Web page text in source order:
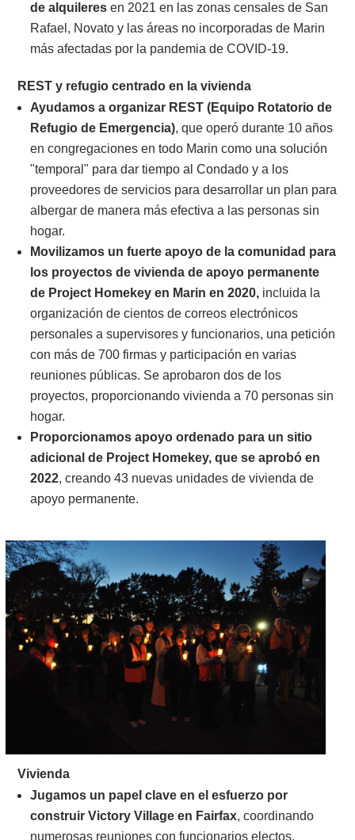
de alquileres en 2021 en las zonas censales de San
Rafael, Novato y las áreas no incorporadas de Marin
más afectadas por la pandemia de COVID-19.
REST y refugio centrado en la vivienda
Ayudamos a organizar REST (Equipo Rotatorio de
Refugio de Emergencia), que operó durante 10 años
en congregaciones en todo Marin como una solución
"temporal" para dar tiempo al Condado y a los
proveedores de servicios para desarrollar un plan para
albergar de manera más efectiva a las personas sin
hogar.
Movilizamos un fuerte apoyo de la comunidad para
los proyectos de vivienda de apoyo permanente
de Project Homekey en Marin en 2020, incluida la
organización de cientos de correos electrónicos
personales a supervisores y funcionarios, una petición
con más de 700 firmas y participación en varias
reuniones públicas. Se aprobaron dos de los
proyectos, proporcionando vivienda a 70 personas sin
hogar.
Proporcionamos apoyo ordenado para un sitio
adicional de Project Homekey, que se aprobó en
2022, creando 43 nuevas unidades de vivienda de
apoyo permanente.
Vivienda
Jugamos un papel clave en el esfuerzo por
construir Victory Village en Fairfax, coordinando
numerosas reuniones con funcionarios electos,